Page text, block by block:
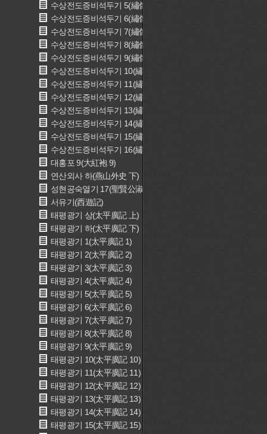
수상전도증비석두기 5(繡像全圖增批石頭記 5)
수상전도증비석두기 6(繡像全圖增批石頭記 6)
수상전도증비석두기 7(繡像全圖增批石頭記 7)
수상전도증비석두기 8(繡像全圖增批石頭記 8)
수상전도증비석두기 9(繡像全圖增批石頭記 9)
수상전도증비석두기 10(繡像全圖增批石頭記 10)
수상전도증비석두기 11(繡像全圖增批石頭記 11)
수상전도증비석두기 12(繡像全圖增批石頭記 12)
수상전도증비석두기 13(繡像全圖增批石頭記 13)
수상전도증비석두기 14(繡像全圖增批石頭記 14)
수상전도증비석두기 15(繡像全圖增批石頭記 15)
수상전도증비석두기 16(繡像全圖增批石頭記 16)
대홍포 9(大紅袍 9)
연산외사 하(燕山外史 下)
성현공숙열기 17(聖賢公淑烈記 17)
서유기(西遊記)
태평광기 상(太平廣記 上)
태평광기 하(太平廣記 下)
태평광기 1(太平廣記 1)
태평광기 2(太平廣記 2)
태평광기 3(太平廣記 3)
태평광기 4(太平廣記 4)
태평광기 5(太平廣記 5)
태평광기 6(太平廣記 6)
태평광기 7(太平廣記 7)
태평광기 8(太平廣記 8)
태평광기 9(太平廣記 9)
태평광기 10(太平廣記 10)
태평광기 11(太平廣記 11)
태평광기 12(太平廣記 12)
태평광기 13(太平廣記 13)
태평광기 14(太平廣記 14)
태평광기 15(太平廣記 15)